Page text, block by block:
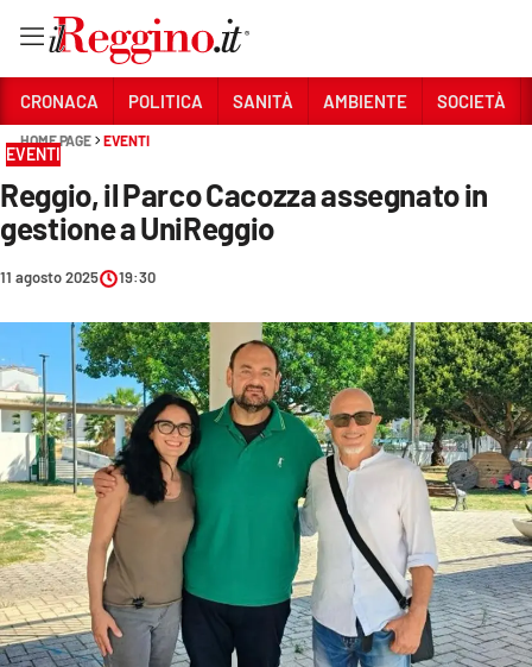
Sezioni
CRONACA
AMBIENTE
SOCIETÀ
CULTURA
ECONOMIA E LAVORO
EVENTI
SPORT
CRONACA POLITICA SANITÀ AMBIENTE SOCIETÀ
HOME PAGE EVENTI
EVENTI
Reggio, il Parco Cacozza assegnato in
gestione a UniReggio
11 agosto 2025 19:30